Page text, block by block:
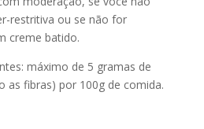
restritiva ou se não for
creme batido.
máximo de 5 gramas de
as fibras) por 100g de comida.